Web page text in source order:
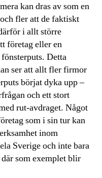
kan dras av som en
fler att de faktiskt
i allt större
företag eller en
Detta
ser att allt fler firmor
börjat dyka upp –
och ett stort
rut-avdraget. Något
som i sin tur kan
inom
Sverige och inte bara
som exemplet blir